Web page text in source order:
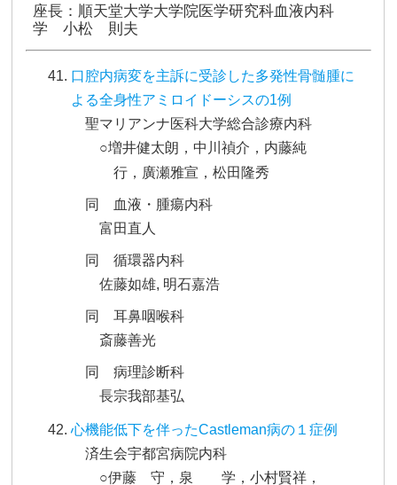
座長：順天堂大学大学院医学研究科血液内科
学 小松 則夫
口腔内病変を主訴に受診した多発性骨髄腫に
よる全身性アミロイドーシスの1例
聖マリアンナ医科大学総合診療内科
○増井健太朗，中川禎介，内藤純
行，廣瀬雅宣，松田隆秀
同 血液・腫瘍内科
富田直人
同 循環器内科
佐藤如雄, 明石嘉浩
同 耳鼻咽喉科
斎藤善光
同 病理診断科
長宗我部基弘
心機能低下を伴ったCastleman病の１症例
済生会宇都宮病院内科
○伊藤 守，泉 学，小村賢祥，